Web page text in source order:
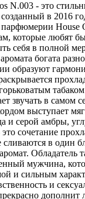
N.003 - это
в 2016
House
которые любят
себя в полной
богата
образуют
звучать в самом
выступает
и серой амбры,
сочетание
сливаются в один
Обладатель
мужчина,
и сильным
и
дополнит